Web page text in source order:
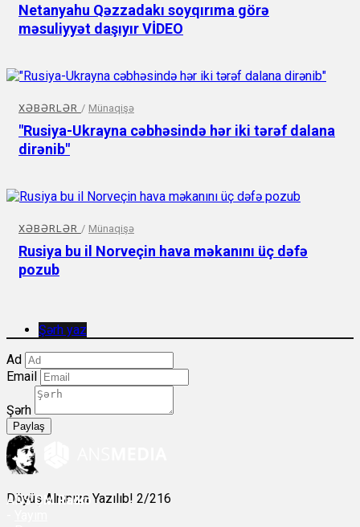
Netanyahu Qəzzadakı soyqırıma görə
məsuliyyət daşıyır VİDEO
XƏBƏRLƏR / Münaqişə
"Rusiya-Ukrayna cəbhəsində hər iki tərəf dalana
dirənib"
XƏBƏRLƏR / Münaqişə
Rusiya bu il Norveçin hava məkanını üç dəfə
pozub
Şərh yaz
Ad
Email
Şərh
Paylaş
Döyüş Alnınıza Yazılıb! 2/216
ANSÇM Radio